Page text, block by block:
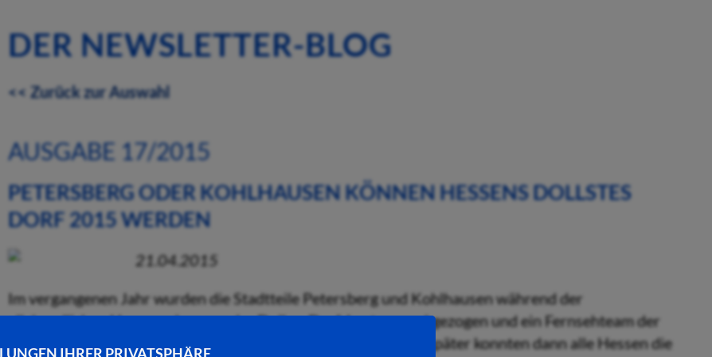
IHRER PRIVATSPHÄRE
DER NEWSLETTER-BLOG
<< Zurück zur Auswahl
AUSGABE 17/2015
PETERSBERG ODER KOHLHAUSEN KÖNNEN HESSENS DOLLSTES
DORF 2015 WERDEN
21.04.2015
Im vergangenen Jahr wurden die Stadtteile Petersberg und Kohlhausen während der
allabendlichen Hessenschau aus der Dollen-Dorf-Lostrommel gezogen und ein Fernsehteam der
hessenschau hat sich auf den Weg zu uns gemacht. Zwei Tage später konnten dann alle Hessen die